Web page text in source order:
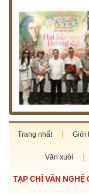
Trang nhất Giới
Văn xuôi
TẠP CHÍ VĂN NGHỆ